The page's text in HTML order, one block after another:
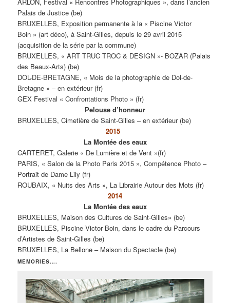
Palais de Justice (be)
BRUXELLES, Exposition permanente à la « Piscine Victor
Boin » (art déco), à Saint-Gilles, depuis le 29 avril 2015
(acquisition de la série par la commune)
BRUXELLES, « ART TRUC TROC & DESIGN »- BOZAR (Palais
des Beaux-Arts) (be)
DOL-DE-BRETAGNE, « Mois de la photographie de Dol-de-
Bretagne » – en extérieur (fr)
GEX Festival « Confrontations Photo » (fr)
Pelouse d’honneur
BRUXELLES, Cimetière de Saint-Gilles – en extérieur (be)
2015
La Montée des eaux
CARTERET, Galerie « De Lumière et de Vent »(fr)
PARIS, « Salon de la Photo Paris 2015 », Compétence Photo –
Portrait de Dame Lily (fr)
ROUBAIX, « Nuits des Arts », La Librairie Autour des Mots (fr)
2014
La Montée des eaux
BRUXELLES, Maison des Cultures de Saint-Gilles» (be)
BRUXELLES, Piscine Victor Boin, dans le cadre du Parcours
d’Artistes de Saint-Gilles (be)
BRUXELLES, La Bellone – Maison du Spectacle (be)
MEMORIES….